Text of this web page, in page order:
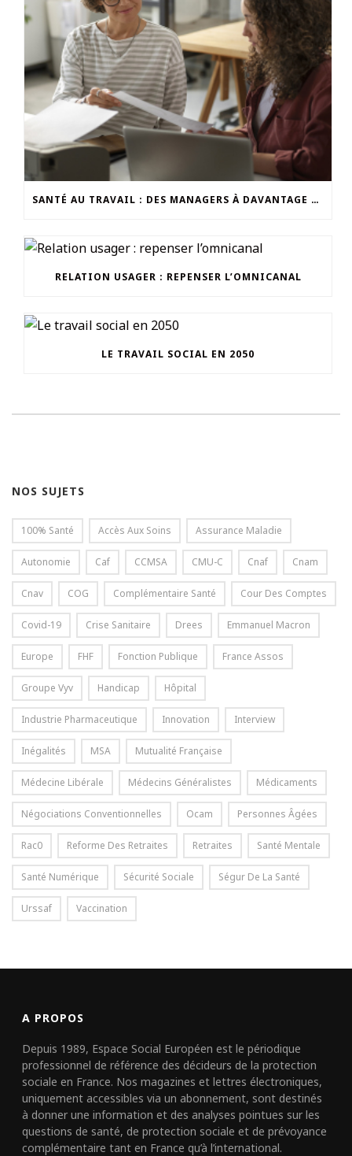
SANTÉ AU TRAVAIL : DES MANAGERS À DAVANTAGE OUTILLER
RELATION USAGER : REPENSER L’OMNICANAL
LE TRAVAIL SOCIAL EN 2050
NOS SUJETS
100% Santé Accès Aux Soins Assurance Maladie
Autonomie Caf CCMSA CMU-C Cnaf Cnam
Cnav COG Complémentaire Santé Cour Des Comptes
Covid-19 Crise Sanitaire Drees Emmanuel Macron
Europe FHF Fonction Publique France Assos
Groupe Vyv Handicap Hôpital
Industrie Pharmaceutique Innovation Interview
Inégalités MSA Mutualité Française
Médecine Libérale Médecins Généralistes Médicaments
Négociations Conventionnelles Ocam Personnes Âgées
Rac0 Reforme Des Retraites Retraites Santé Mentale
Santé Numérique Sécurité Sociale Ségur De La Santé
Urssaf Vaccination
A PROPOS
Depuis 1989, Espace Social Européen est le périodique
professionnel de référence des décideurs de la protection
sociale en France. Nos magazines et lettres électroniques,
uniquement accessibles via un abonnement, sont destinés
à donner une information et des analyses pointues sur les
questions de santé, de protection sociale et de prévoyance
complémentaire tant en France qu’à l’international.